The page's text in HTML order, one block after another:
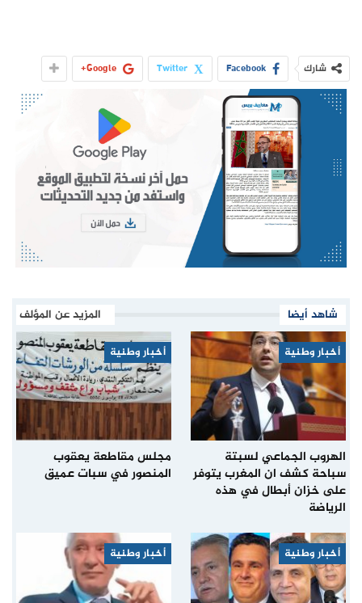
شارك Facebook
Twitter
Google+
شاهد أيضا المزيد عن المؤلف
أخبار وطنية
الهروب الجماعي لسبتة
سباحة كشف ان المغرب يتوفر
على خزان أبطال في هذه
الرياضة
أخبار وطنية
مجلس مقاطعة يعقوب
المنصور في سبات عميق
أخبار وطنية أخبار وطنية